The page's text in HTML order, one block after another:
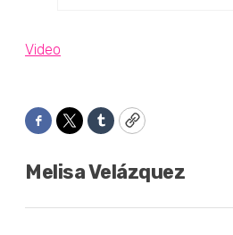
Video
Facebook
TwitterTumblrCopy
Melisa Velázquez